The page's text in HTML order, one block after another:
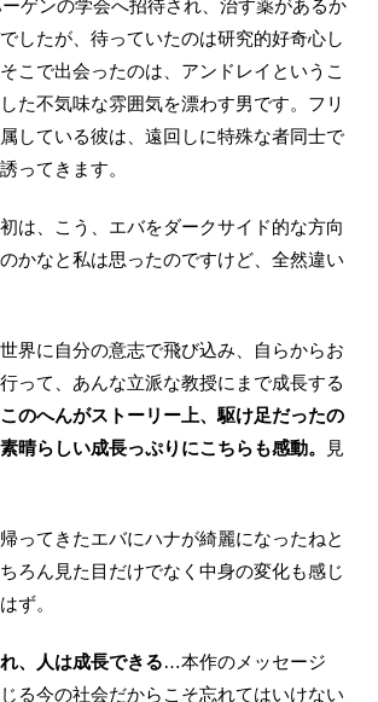
ゲンの学会へ招待され、治す薬があるか
したが、待っていたのは研究的好奇心し
こで出会ったのは、アンドレイというこ
た不気味な雰囲気を漂わす男です。フリ
している彼は、遠回しに特殊な者同士で
ってきます。
は、こう、エバをダークサイド的な方向
かなと私は思ったのですけど、全然違い
界に自分の意志で飛び込み、自らからお
って、あんな立派な教授にまで成長する
のへんがストーリー上、駆け足だったの
晴らしい成長っぷりにこちらも感動。
見
ってきたエバにハナが綺麗になったねと
ろん見た目だけでなく中身の変化も感じ
ず。
、人は成長できる…本作のメッセージ
る今の社会だからこそ忘れてはいけない